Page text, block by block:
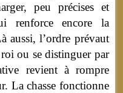
peu précises et
renforce encore la
aussi, l’ordre prévaut
ou se distinguer par
revient à rompre
La chasse fonctionne